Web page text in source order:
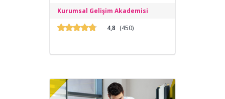
Eğitimi verilmesi hedeflenmektedir.
Kurumsal Gelişim Akademisi
4,8 (450)